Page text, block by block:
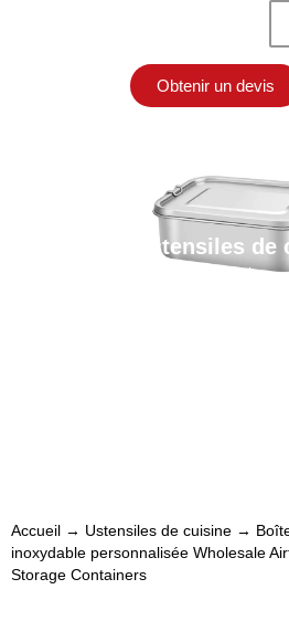
Obtenir un devis
Ustensiles de
Ustensiles de cuisine→
Accueil → Ustensiles de cuisine →
inoxydable personnalisée Wholesale
Storage Containers